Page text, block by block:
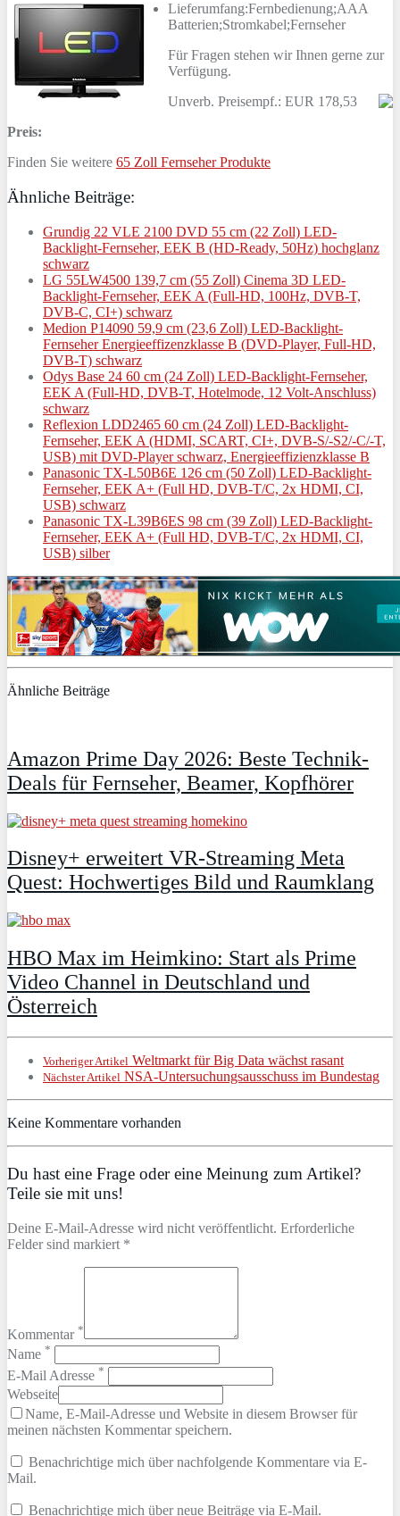
Lieferumfang:Fernbedienung;AAA
Batterien;Stromkabel;Fernseher
Für Fragen stehen wir Ihnen gerne zur
Verfügung.
Unverb. Preisempf.: EUR 178,53
Preis:
Finden Sie weitere 65 Zoll Fernseher Produkte
Ähnliche Beiträge:
Grundig 22 VLE 2100 DVD 55 cm (22 Zoll) LED-
Backlight-Fernseher, EEK B (HD-Ready, 50Hz) hochglanz
schwarz
LG 55LW4500 139,7 cm (55 Zoll) Cinema 3D LED-
Backlight-Fernseher, EEK A (Full-HD, 100Hz, DVB-T,
DVB-C, CI+) schwarz
Medion P14090 59,9 cm (23,6 Zoll) LED-Backlight-
Fernseher Energieeffizenzklasse B (DVD-Player, Full-HD,
DVB-T) schwarz
Odys Base 24 60 cm (24 Zoll) LED-Backlight-Fernseher,
EEK A (Full-HD, DVB-T, Hotelmode, 12 Volt-Anschluss)
schwarz
Reflexion LDD2465 60 cm (24 Zoll) LED-Backlight-
Fernseher, EEK A (HDMI, SCART, CI+, DVB-S/-S2/-C/-T,
USB) mit DVD-Player schwarz, Energieeffizienzklasse B
Panasonic TX-L50B6E 126 cm (50 Zoll) LED-Backlight-
Fernseher, EEK A+ (Full HD, DVB-T/C, 2x HDMI, CI,
USB) schwarz
Panasonic TX-L39B6ES 98 cm (39 Zoll) LED-Backlight-
Fernseher, EEK A+ (Full HD, DVB-T/C, 2x HDMI, CI,
USB) silber
Ähnliche Beiträge
Amazon Prime Day 2026: Beste Technik-
Deals für Fernseher, Beamer, Kopfhörer
Disney+ erweitert VR‑Streaming Meta
Quest: Hochwertiges Bild und Raumklang
HBO Max im Heimkino: Start als Prime
Video Channel in Deutschland und
Österreich
Vorheriger Artikel Weltmarkt für Big Data wächst rasant
Nächster Artikel NSA-Untersuchungsausschuss im Bundestag
Keine Kommentare vorhanden
Du hast eine Frage oder eine Meinung zum Artikel?
Teile sie mit uns!
Deine E-Mail-Adresse wird nicht veröffentlicht. Erforderliche
Felder sind markiert *
Kommentar *
Name *
E-Mail Adresse *
Webseite
Name, E-Mail-Adresse und Website in diesem Browser für
meinen nächsten Kommentar speichern.
Benachrichtige mich über nachfolgende Kommentare via E-
Mail.
Benachrichtige mich über neue Beiträge via E-Mail.